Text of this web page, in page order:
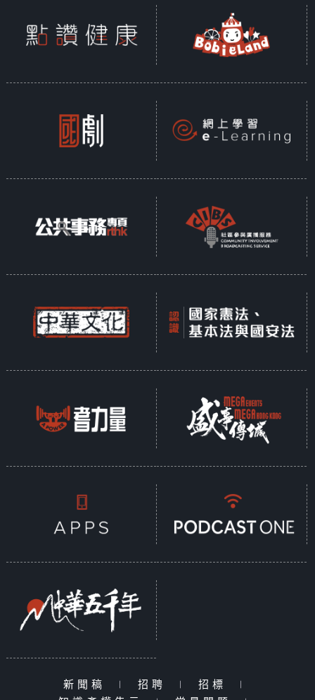
新聞稿 | 招聘 | 招標
|